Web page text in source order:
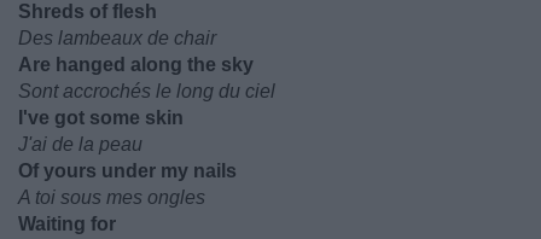
Shreds of flesh
Des lambeaux de chair
Are hanged along the sky
Sont accrochés le long du ciel
I've got some skin
J'ai de la peau
Of yours under my nails
A toi sous mes ongles
Waiting for